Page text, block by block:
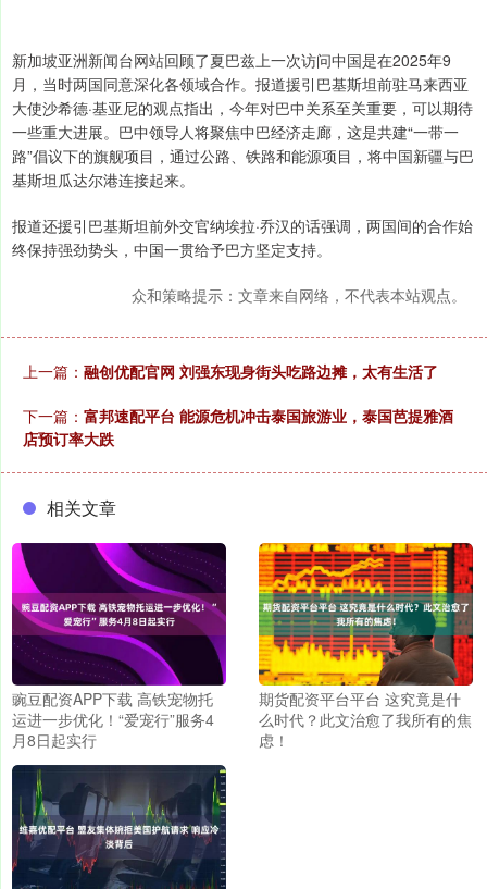
新加坡亚洲新闻台网站回顾了夏巴兹上一次访问中国是在2025年9
月，当时两国同意深化各领域合作。报道援引巴基斯坦前驻马来西亚
大使沙希德·基亚尼的观点指出，今年对巴中关系至关重要，可以期待
一些重大进展。巴中领导人将聚焦中巴经济走廊，这是共建“一带一
路”倡议下的旗舰项目，通过公路、铁路和能源项目，将中国新疆与巴
基斯坦瓜达尔港连接起来。
报道还援引巴基斯坦前外交官纳埃拉·乔汉的话强调，两国间的合作始
终保持强劲势头，中国一贯给予巴方坚定支持。
众和策略提示：文章来自网络，不代表本站观点。
上一篇： 融创优配官网 刘强东现身街头吃路边摊，太有生活了
下一篇： 富邦速配平台 能源危机冲击泰国旅游业，泰国芭提雅酒
店预订率大跌
相关文章
豌豆配资APP下载 高铁宠物托
运进一步优化！“爱宠行”服务4
月8日起实行
期货配资平台平台 这究竟是什
么时代？此文治愈了我所有的焦
虑！